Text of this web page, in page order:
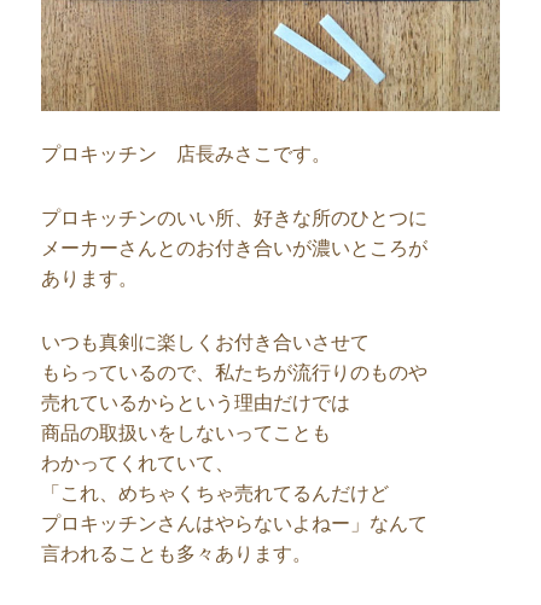
プロキッチン 店長みさこです。
プロキッチンのいい所、好きな所のひとつに
メーカーさんとのお付き合いが濃いところが
あります。
いつも真剣に楽しくお付き合いさせて
もらっているので、私たちが流行りのものや
売れているからという理由だけでは
商品の取扱いをしないってことも
わかってくれていて、
「これ、めちゃくちゃ売れてるんだけど
プロキッチンさんはやらないよねー」なんて
言われることも多々あります。